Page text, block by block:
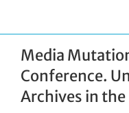
Media
Conference.
Archives in